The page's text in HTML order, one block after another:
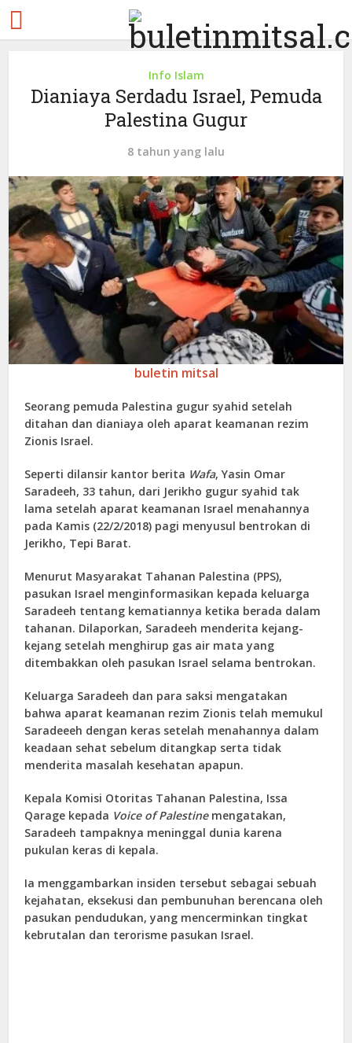
Info Islam
Dianiaya Serdadu Israel, Pemuda
Palestina Gugur
8 tahun yang lalu
buletin mitsal
Seorang pemuda Palestina gugur syahid setelah
ditahan dan dianiaya oleh aparat keamanan rezim
Zionis Israel.
Seperti dilansir kantor berita Wafa, Yasin Omar
Saradeeh, 33 tahun, dari Jerikho gugur syahid tak
lama setelah aparat keamanan Israel menahannya
pada Kamis (22/2/2018) pagi menyusul bentrokan di
Jerikho, Tepi Barat.
Menurut Masyarakat Tahanan Palestina (PPS),
pasukan Israel menginformasikan kepada keluarga
Saradeeh tentang kematiannya ketika berada dalam
tahanan. Dilaporkan, Saradeeh menderita kejang-
kejang setelah menghirup gas air mata yang
ditembakkan oleh pasukan Israel selama bentrokan.
Keluarga Saradeeh dan para saksi mengatakan
bahwa aparat keamanan rezim Zionis telah memukul
Saradeeeh dengan keras setelah menahannya dalam
keadaan sehat sebelum ditangkap serta tidak
menderita masalah kesehatan apapun.
Kepala Komisi Otoritas Tahanan Palestina, Issa
Qarage kepada Voice of Palestinemengatakan,
Saradeeh tampaknya meninggal dunia karena
pukulan keras di kepala.
Ia menggambarkan insiden tersebut sebagai sebuah
kejahatan, eksekusi dan pembunuhan berencana oleh
pasukan pendudukan, yang mencerminkan tingkat
kebrutalan dan terorisme pasukan Israel.